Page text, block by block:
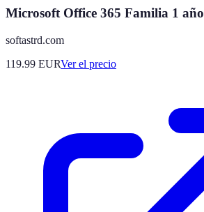
Microsoft Office 365 Familia 1 año
softastrd.com
119.99 EURVer el precio